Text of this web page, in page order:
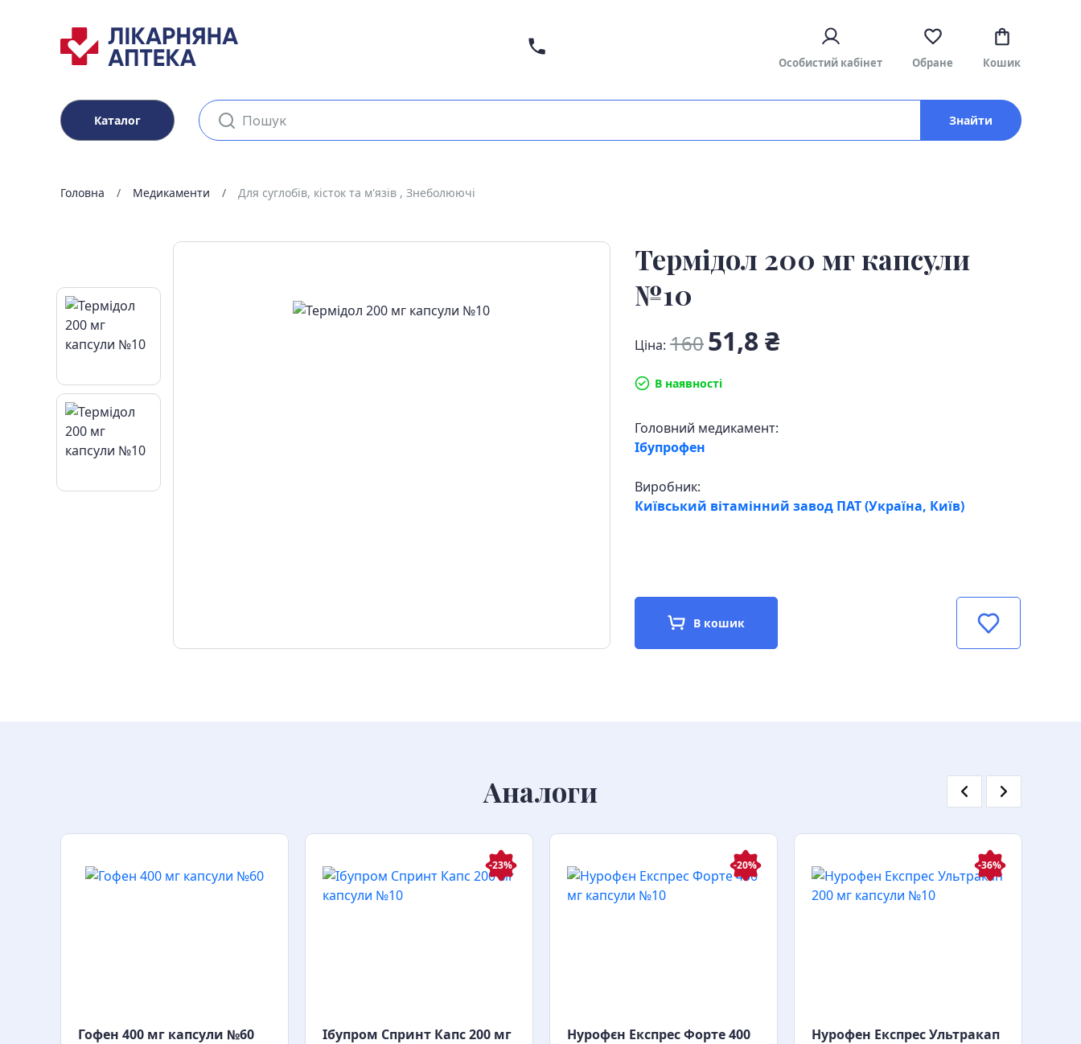
Особистий кабінет Обране Кошик
Каталог Знайти
Головна Медикаменти Для суглобів, кісток та м'язів , Знеболюючі
Термідол 200 мг капсули
№10
Ціна: 16051,8 ₴
В наявності
Головний медикамент:
Ібупрофен
Виробник:
Київський вітамінний завод ПАТ (Україна, Київ)
В кошик
Аналоги
Гофен 400 мг капсули №60
-23%
Ібупром Спринт Капс 200 мг
-20%
Нурофєн Експрес Форте 400
-36%
Нурофен Експрес Ультракап